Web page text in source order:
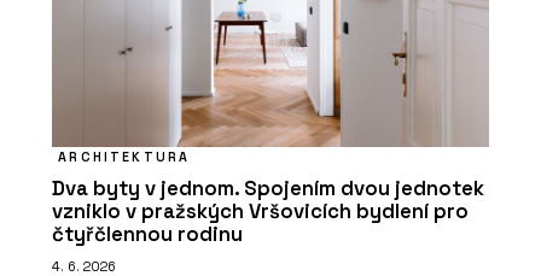
ARCHITEKTURA
Dva byty v jednom. Spojením dvou jednotek
vzniklo v pražských Vršovicích bydlení pro
čtyřčlennou rodinu
4. 6. 2026